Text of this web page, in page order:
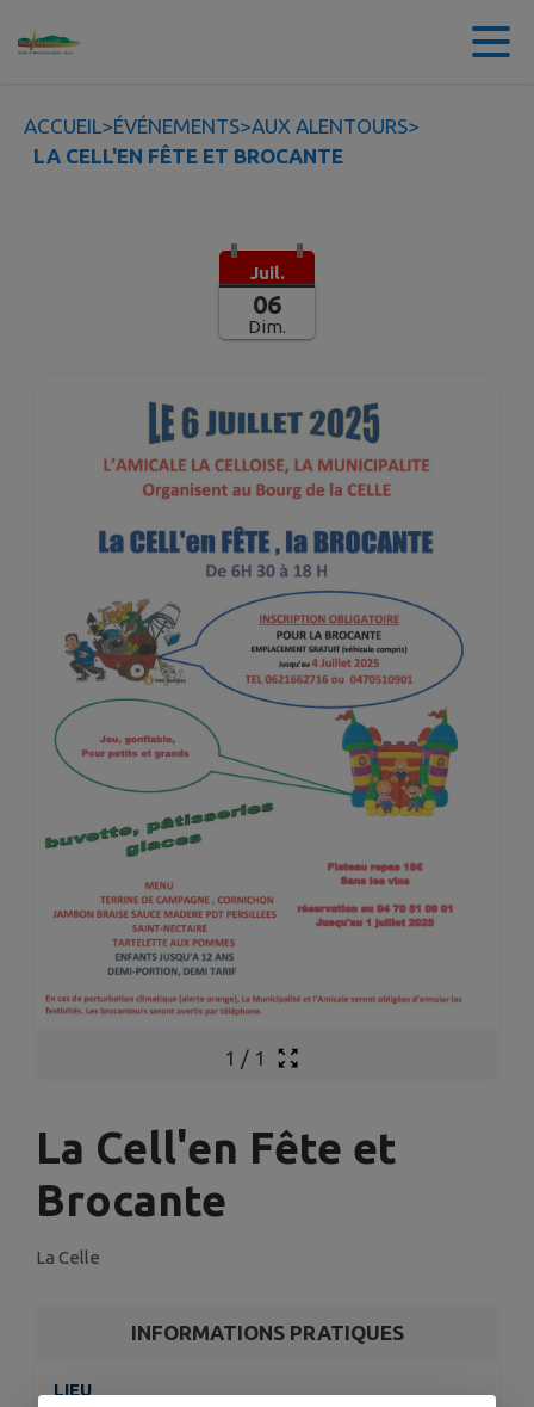
Contenu
ACCUEIL>ÉVÉNEMENTS>AUX ALENTOURS>
LA CELL'EN FÊTE ET BROCANTE
Juil.
06
Dim.
1 / 1
La Cell'en Fête et
Brocante
La Celle
INFORMATIONS PRATIQUES
LIEU